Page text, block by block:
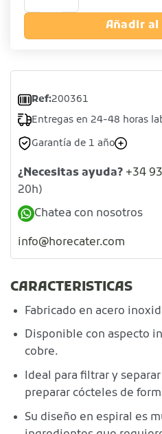
Añadir
Ref:200361
Entregas en 24-48 horas
Garantía de 1 año
¿Necesitas ayuda? +34
20h)
Chatea con nosotros
info@horecater.com
CARACTERISTICAS
Fabricado en acero
Disponible con aspecto
cobre.
Ideal para filtrar y
preparar cócteles de
Su diseño en espiral es